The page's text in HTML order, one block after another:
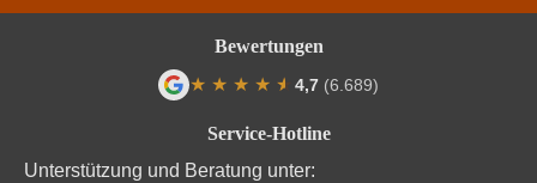
Restzucker in g/L 0 g/L
Säuregehalt in g/L
Vegan
Service-Hotline
Unterstützung und Beratung unter:
Bewertungen
★ ★ ★ ★ ★
★ 4,7 (6.689)